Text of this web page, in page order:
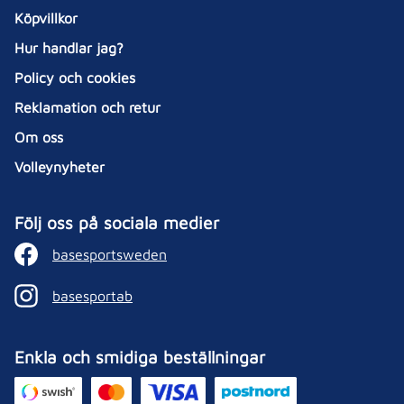
Köpvillkor
Hur handlar jag?
Policy och cookies
Reklamation och retur
Om oss
Volleynyheter
Följ oss på sociala medier
basesportsweden
basesportab
Enkla och smidiga beställningar